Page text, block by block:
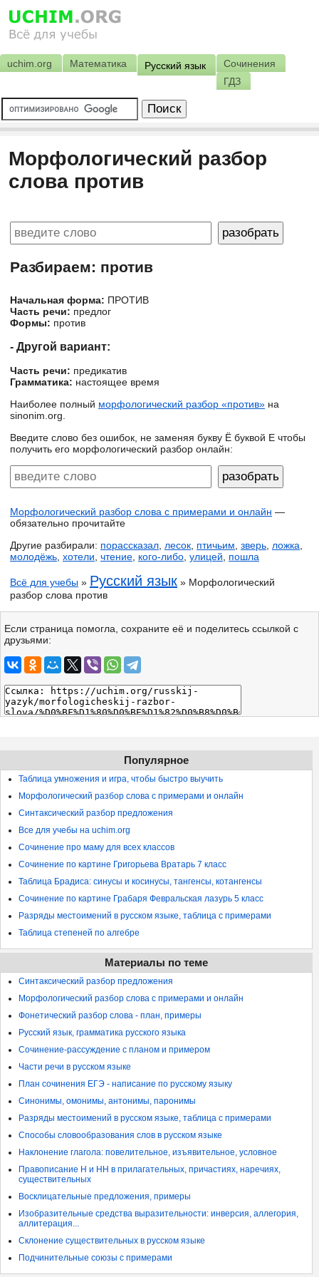
uchim.org Математика Русский язык
Сочинения
ГДЗ
Морфологический разбор
слова против
Разбираем: против
Начальная форма: ПРОТИВ
Часть речи: предлог
Формы: против
- Другой вариант:
Часть речи: предикатив
Грамматика: настоящее время
Наиболее полный морфологический разбор «против» на
sinonim.org.
Введите слово без ошибок, не заменяя букву Ё буквой Е чтобы
получить его морфологический разбор онлайн:
Морфологический разбор слова с примерами и онлайн —
обязательно прочитайте
Другие разбирали: порассказал лесок птичьим зверь ложка
молодёжь хотели чтение кого-либо улицей пошла
Всё для учебы » Русский язык » Морфологический
разбор слова против
Если страница помогла, сохраните её и поделитесь ссылкой с
друзьями:
Популярное
Таблица умножения и игра, чтобы быстро выучить
Морфологический разбор слова с примерами и онлайн
Синтаксический разбор предложения
Все для учебы на uchim.org
Сочинение про маму для всех классов
Сочинение по картине Григорьева Вратарь 7 класс
Таблица Брадиса: синусы и косинусы, тангенсы, котангенсы
Сочинение по картине Грабаря Февральская лазурь 5 класс
Разряды местоимений в русском языке, таблица с примерами
Таблица степеней по алгебре
Материалы по теме
Синтаксический разбор предложения
Морфологический разбор слова с примерами и онлайн
Фонетический разбор слова - план, примеры
Русский язык, грамматика русского языка
Сочинение-рассуждение с планом и примером
Части речи в русском языке
План сочинения ЕГЭ - написание по русскому языку
Синонимы, омонимы, антонимы, паронимы
Разряды местоимений в русском языке, таблица с примерами
Способы словообразования слов в русском языке
Наклонение глагола: повелительное, изъявительное, условное
Правописание Н и НН в прилагательных, причастиях, наречиях,
существительных
Восклицательные предложения, примеры
Изобразительные средства выразительности: инверсия, аллегория,
аллитерация...
Склонение существительных в русском языке
Подчинительные союзы с примерами